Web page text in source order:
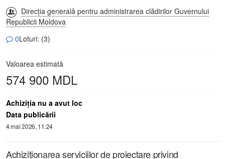
Direcția generală pentru administrarea clădirilor Guvernului
Republicii Moldova
0Loturi: (3)
Valoarea estimată
574 900 MDL
Achiziţia nu a avut loc
Data publicării
4 mai 2026, 11:24
Achiziționarea serviciilor de proiectare privind